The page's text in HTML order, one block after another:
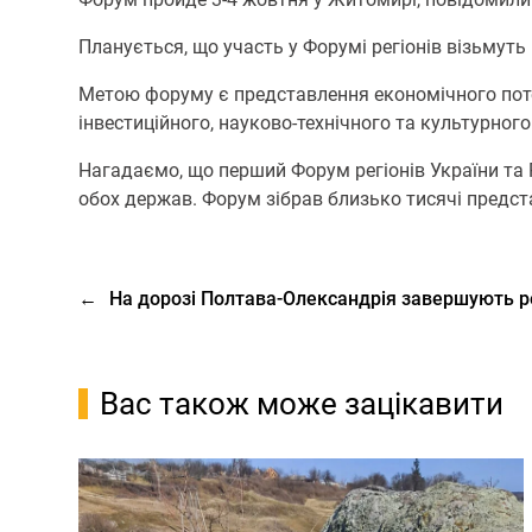
Планується, що участь у Форумі регіонів
Метою форуму є представлення економічного
інвестиційного, науково-технічного та
Нагадаємо, що перший Форум регіонів України та
обох держав. Форум зібрав близько тисячі
← На дорозі Полтава-Олександрія завершують
Вас також може зацікавити